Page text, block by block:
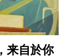
来自於你